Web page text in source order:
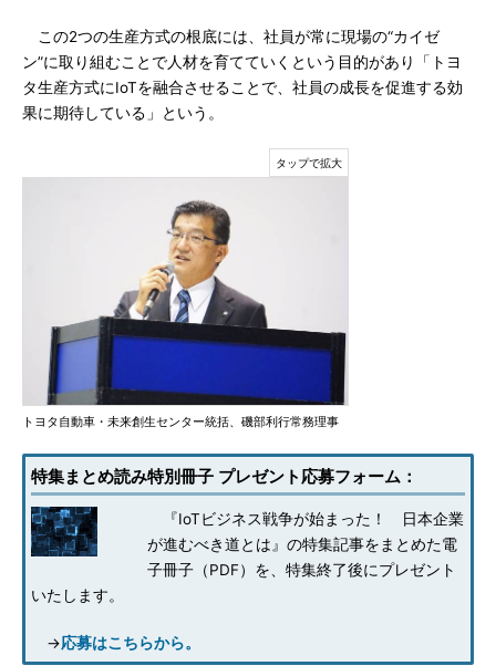
この2つの生産方式の根底には、社員が常に現場の“カイゼ
ン”に取り組むことで人材を育てていくという目的があり「トヨ
タ生産方式にIoTを融合させることで、社員の成長を促進する効
果に期待している」という。
トヨタ自動車・未来創生センター統括、磯部利行常務理事
特集まとめ読み特別冊子 プレゼント応募フォーム：
『IoTビジネス戦争が始まった！ 日本企業
が進むべき道とは』の特集記事をまとめた電
子冊子（PDF）を、特集終了後にプレゼント
いたします。
→応募はこちらから。